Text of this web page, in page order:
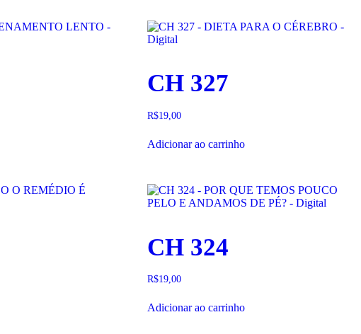
CH 327
R$19,00
Adicionar ao carrinho
CH 324
R$19,00
Adicionar ao carrinho